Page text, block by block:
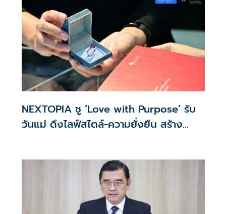
NEXTOPIA ชู ‘Love with Purpose’ รับ
วันแม่ ดึงไลฟ์สไตล์-ความยั่งยืน สร้าง